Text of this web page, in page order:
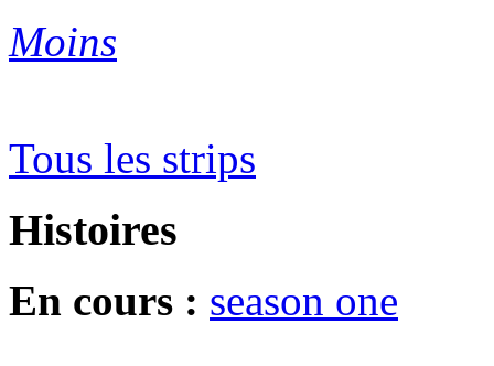
Moins
Tous les strips
Histoires
En cours : season one